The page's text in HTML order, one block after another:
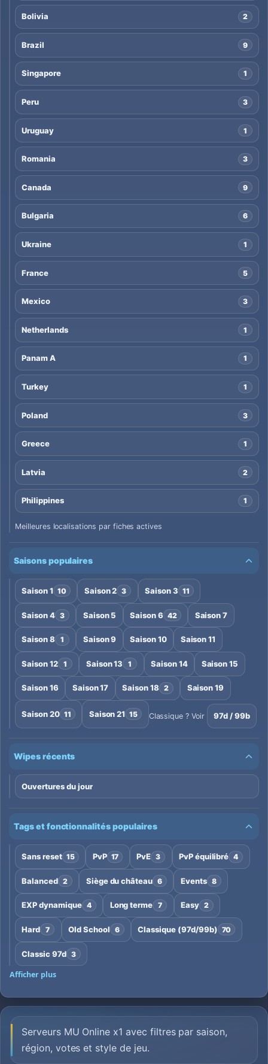
Bolivia 2
Brazil 9
Singapore 1
Peru 3
Uruguay 1
Romania 3
Canada 9
Bulgaria 6
Ukraine 1
France 5
Mexico 3
Netherlands 1
Panam A 1
Turkey 1
Poland 3
Greece 1
Latvia 2
Philippines 1
Meilleures localisations par fiches actives
Saisons populaires
Saison 1 10 Saison 2 3 Saison 3 11
Saison 4 3 Saison 5 Saison 6 42 Saison 7
Saison 8 1 Saison 9 Saison 10 Saison 11
Saison 12 1 Saison 13 1 Saison 14 Saison 15
Saison 16 Saison 17 Saison 18 2 Saison 19
Saison 20 11 Saison 21 15 Classique ? Voir 97d / 99b
Wipes récents
Ouvertures du jour
Tags et fonctionnalités populaires
Sans reset 15 PvP 17 PvE 3 PvP équilibré 4
Balanced 2 Siège du château 6 Events 8
EXP dynamique 4 Long terme 7 Easy 2
Hard 7 Old School 6 Classique (97d/99b) 70
Classic 97d 3
Afficher plus
Serveurs MU Online x1 avec filtres par saison,
région, votes et style de jeu.